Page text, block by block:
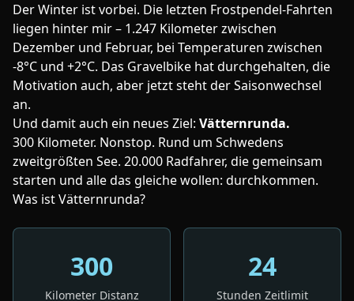
Der Winter ist vorbei. Die letzten Frostpendel-Fahrten
liegen hinter mir – 1.247 Kilometer zwischen
Dezember und Februar, bei Temperaturen zwischen
-8°C und +2°C. Das Gravelbike hat durchgehalten, die
Motivation auch, aber jetzt steht der Saisonwechsel
an.
Und damit auch ein neues Ziel: Vätternrunda.
300 Kilometer. Nonstop. Rund um Schwedens
zweitgrößten See. 20.000 Radfahrer, die gemeinsam
starten und alle das gleiche wollen: durchkommen.
Was ist Vätternrunda?
300
Kilometer Distanz
24
Stunden Zeitlimit